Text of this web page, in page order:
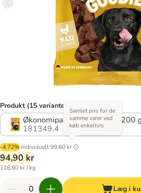
Produkt (15 varianter)
Økonomipakke: Fjerkræ 4 x 200
181349.4
-4.72% Individuelt99,60 kr
Samlet pris for de
samme varer ved
køb enkeltvis
94,90 kr
118,60 kr / kg
Læg i